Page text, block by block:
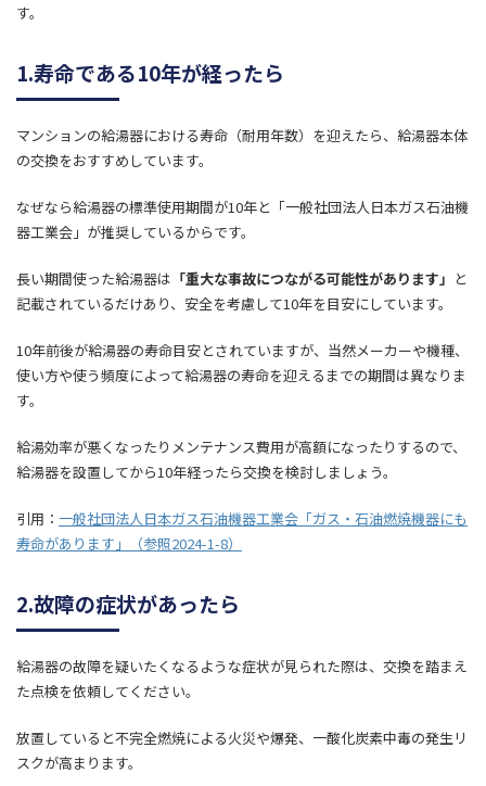
す。
1.寿命である10年が経ったら
マンションの給湯器における寿命（耐用年数）を迎えたら、給湯器本体
の交換をおすすめしています。
なぜなら給湯器の標準使用期間が10年と「一般社団法人日本ガス石油機
器工業会」が推奨しているからです。
長い期間使った給湯器は 「重大な事故につながる可能性があります」 と
記載されているだけあり、安全を考慮して10年を目安にしています。
10年前後が給湯器の寿命目安とされていますが、当然メーカーや機種、
使い方や使う頻度によって給湯器の寿命を迎えるまでの期間は異なりま
す。
給湯効率が悪くなったりメンテナンス費用が高額になったりするので、
給湯器を設置してから10年経ったら交換を検討しましょう。
引用： 一般社団法人日本ガス石油機器工業会「ガス・石油燃焼機器にも
寿命があります」（参照2024-1-8）
2.故障の症状があったら
給湯器の故障を疑いたくなるような症状が見られた際は、交換を踏まえ
た点検を依頼してください。
放置していると不完全燃焼による火災や爆発、一酸化炭素中毒の発生リ
スクが高まります。